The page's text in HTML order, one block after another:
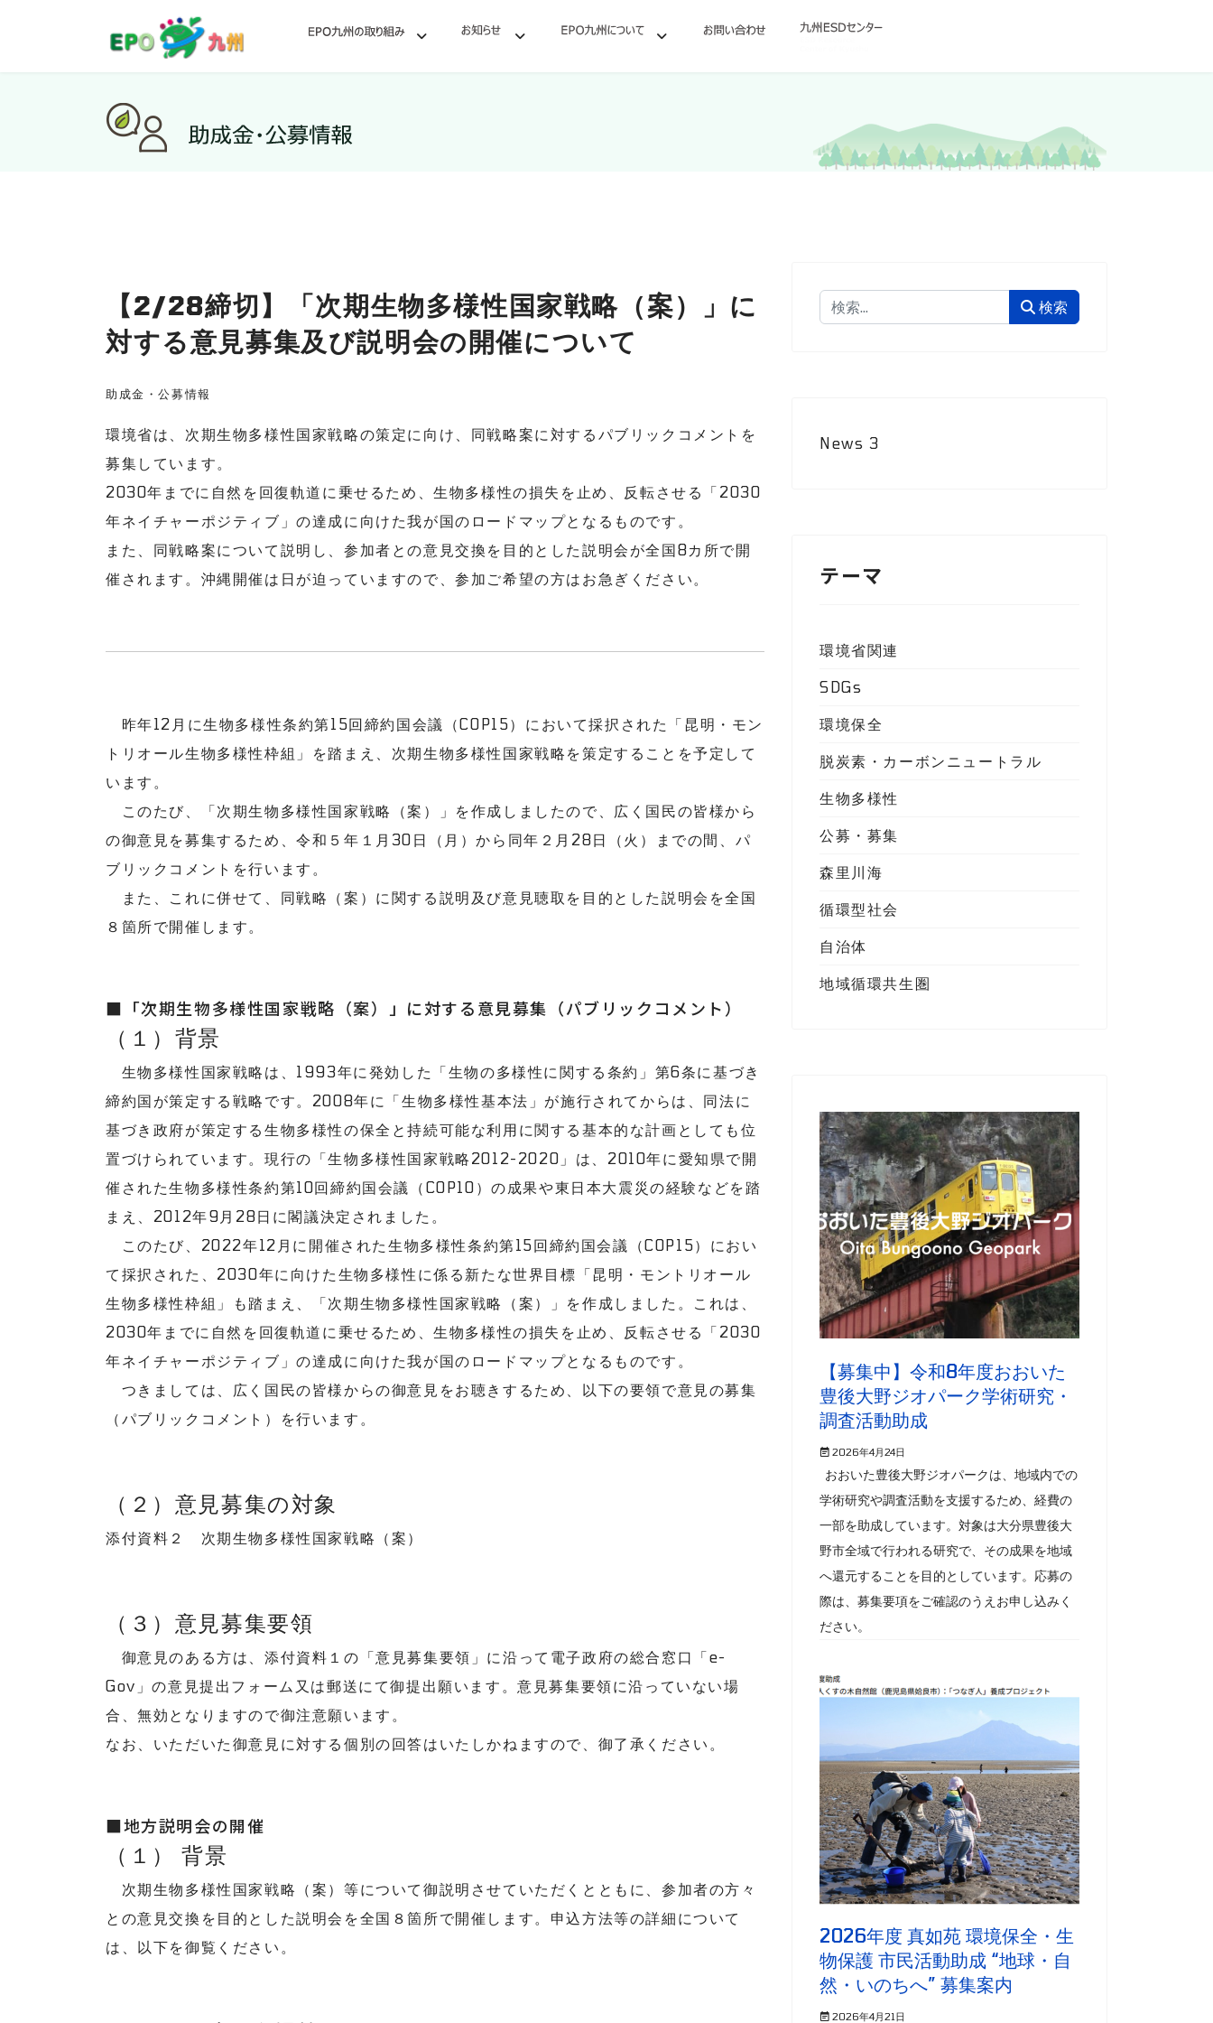
【2/28締切】「次期生物多様性国家戦略（案）」に
対する意見募集及び説明会の開催について
助成金・公募情報
環境省は、次期生物多様性国家戦略の策定に向け、同戦略案に対するパブリックコメントを
募集しています。
2030年までに自然を回復軌道に乗せるため、生物多様性の損失を止め、反転させる「2030
年ネイチャーポジティブ」の達成に向けた我が国のロードマップとなるものです。
また、同戦略案について説明し、参加者との意見交換を目的とした説明会が全国8カ所で開
催されます。沖縄開催は日が迫っていますので、参加ご希望の方はお急ぎください。
昨年12月に生物多様性条約第15回締約国会議（COP15）において採択された「昆明・モン
トリオール生物多様性枠組」を踏まえ、次期生物多様性国家戦略を策定することを予定して
います。
このたび、「次期生物多様性国家戦略（案）」を作成しましたので、広く国民の皆様から
の御意見を募集するため、令和５年１月30日（月）から同年２月28日（火）までの間、パ
ブリックコメントを行います。
また、これに併せて、同戦略（案）に関する説明及び意見聴取を目的とした説明会を全国
８箇所で開催します。
■「次期生物多様性国家戦略（案）」に対する意見募集（パブリックコメント）
（１）背景
生物多様性国家戦略は、1993年に発効した「生物の多様性に関する条約」第6条に基づき
締約国が策定する戦略です。2008年に「生物多様性基本法」が施行されてからは、同法に
基づき政府が策定する生物多様性の保全と持続可能な利用に関する基本的な計画としても位
置づけられています。現行の「生物多様性国家戦略2012-2020」は、2010年に愛知県で開
催された生物多様性条約第10回締約国会議（COP10）の成果や東日本大震災の経験などを踏
まえ、2012年9月28日に閣議決定されました。
このたび、2022年12月に開催された生物多様性条約第15回締約国会議（COP15）におい
て採択された、2030年に向けた生物多様性に係る新たな世界目標「昆明・モントリオール
生物多様性枠組」も踏まえ、「次期生物多様性国家戦略（案）」を作成しました。これは、
2030年までに自然を回復軌道に乗せるため、生物多様性の損失を止め、反転させる「2030
年ネイチャーポジティブ」の達成に向けた我が国のロードマップとなるものです。
つきましては、広く国民の皆様からの御意見をお聴きするため、以下の要領で意見の募集
（パブリックコメント）を行います。
（２）意見募集の対象
添付資料２ 次期生物多様性国家戦略（案）
（３）意見募集要領
御意見のある方は、添付資料１の「意見募集要領」に沿って電子政府の総合窓口「e-
Gov」の意見提出フォーム又は郵送にて御提出願います。意見募集要領に沿っていない場
合、無効となりますので御注意願います。
なお、いただいた御意見に対する個別の回答はいたしかねますので、御了承ください。
■地方説明会の開催
（１） 背景
次期生物多様性国家戦略（案）等について御説明させていただくとともに、参加者の方々
との意見交換を目的とした説明会を全国８箇所で開催します。申込方法等の詳細について
は、以下を御覧ください。
検索 検索
News 3
テーマ
環境省関連
SDGs
環境保全
脱炭素・カーボンニュートラル
生物多様性
公募・募集
森里川海
循環型社会
自治体
地域循環共生圏
【募集中】令和8年度おおいた
豊後大野ジオパーク学術研究・
調査活動助成
2026年4月24日
おおいた豊後大野ジオパークは、地域内での
学術研究や調査活動を支援するため、経費の
一部を助成しています。対象は大分県豊後大
野市全域で行われる研究で、その成果を地域
へ還元することを目的としています。応募の
際は、募集要項をご確認のうえお申し込みく
ださい。
2026年度 真如苑 環境保全・生
物保護 市民活動助成 “地球・自
然・いのちへ” 募集案内
2026年4月21日